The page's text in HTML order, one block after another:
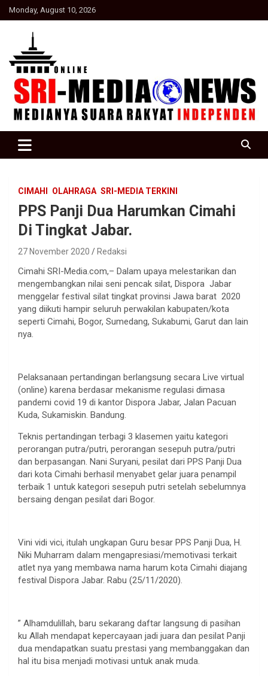
Skip
to
Monday, August 10, 2026
SRI Media news
CIMAHI OLAHRAGA SRI-MEDIA TERKINI
PPS Panji Dua Harumkan Cimahi
Di Tingkat Jabar.
27 November 2020 Redaksi
Cimahi SRI-Media.com,– Dalam upaya melestarikan dan
mengembangkan nilai seni pencak silat, Dispora Jabar
menggelar festival silat tingkat provinsi Jawa barat 2020
yang diikuti hampir seluruh perwakilan kabupaten/kota
seperti Cimahi, Bogor, Sumedang, Sukabumi, Garut dan lain
nya.
Pelaksanaan pertandingan berlangsung secara Live virtual
(online) karena berdasar mekanisme regulasi dimasa
pandemi covid 19 di kantor Dispora Jabar, Jalan Pacuan
Kuda, Sukamiskin. Bandung.
Teknis pertandingan terbagi 3 klasemen yaitu kategori
perorangan putra/putri, perorangan sesepuh putra/putri
dan berpasangan. Nani Suryani, pesilat dari PPS Panji Dua
dari kota Cimahi berhasil menyabet gelar juara penampil
terbaik 1 untuk kategori sesepuh putri setelah sebelumnya
bersaing dengan pesilat dari Bogor.
Vini vidi vici, itulah ungkapan Guru besar PPS Panji Dua, H.
Niki Muharram dalam mengapresiasi/memotivasi terkait
atlet nya yang membawa nama harum kota Cimahi diajang
festival Dispora Jabar. Rabu (25/11/2020).
” Alhamdulillah, baru sekarang daftar langsung di pasihan
ku Allah mendapat kepercayaan jadi juara dan pesilat Panji
dua mendapatkan suatu prestasi yang membanggakan dan
hal itu bisa menjadi motivasi untuk anak muda.